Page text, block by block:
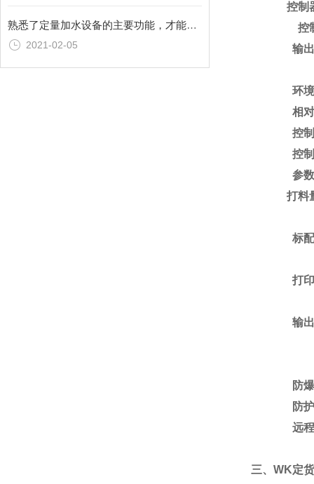
熟悉了定量加水设备的主要功能，才能更好地使用它
2021-02-05
控制
控
输
环
相
控
控
参
打料
标
打
输
防
防
远
三、 WK定货